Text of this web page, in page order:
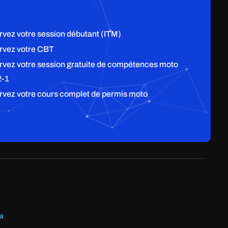
votre session débutant (ITM)
votre CBT
votre session gratuite de compétences moto
1
votre cours complet de permis moto